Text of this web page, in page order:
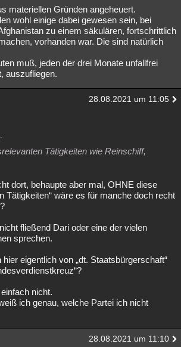
materiellen Gründen angeheuert.
wohl einige dabei gewesen sein, bei
zu einem säkulären, fortschrittlich
vorhanden war. Die sind natürlich
muß, jeden der drei Monate unfallfrei
auszufliegen.
28.08.2021 um 11:05
Tätigkeiten wie Reinschiff,
dort, behaupte aber mal, OHNE diese
Tätigkeiten“ wäre es für manche doch recht
fließend Dari oder eine der vielen
sprechen.
eigentlich von „dt. Staatsbürgerschaft“
nicht.
ich genau, welche Partei ich nicht
28.08.2021 um 11:10